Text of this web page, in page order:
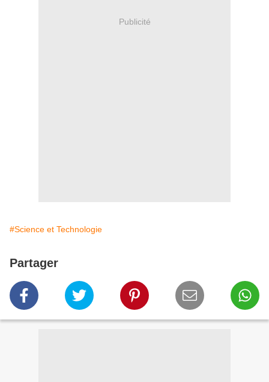
Publicité
#Science et Technologie
Partager